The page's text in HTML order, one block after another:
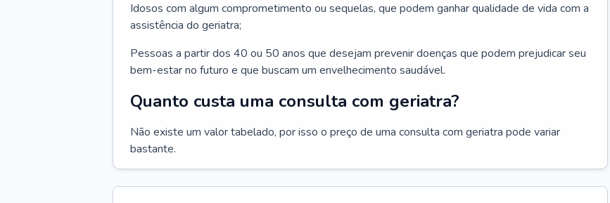
Idosos com algum comprometimento ou sequelas, que podem ganhar qualidade de vida com a
assistência do geriatra;
Pessoas a partir dos 40 ou 50 anos que desejam prevenir doenças que podem prejudicar seu
bem-estar no futuro e que buscam um envelhecimento saudável.
Quanto custa uma consulta com geriatra?
Não existe um valor tabelado, por isso o preço de uma consulta com geriatra pode variar
bastante.